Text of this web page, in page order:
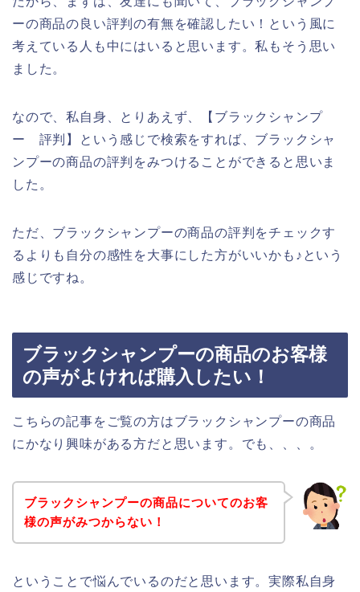
ーの商品の良い評判の有無を確認したい！という風に
考えている人も中にはいると思います。私もそう思い
ました。
なので、私自身、とりあえず、【ブラックシャンプ
ー 評判】という感じで検索をすれば、ブラックシャ
ンプーの商品の評判をみつけることができると思いま
した。
ただ、ブラックシャンプーの商品の評判をチェックす
るよりも自分の感性を大事にした方がいいかも♪という
感じですね。
ブラックシャンプーの商品のお客様
の声がよければ購入したい！
こちらの記事をご覧の方はブラックシャンプーの商品
にかなり興味がある方だと思います。でも、、、。
ブラックシャンプーの商品についてのお客
様の声がみつからない！
ということで悩んでいるのだと思います。実際私自身